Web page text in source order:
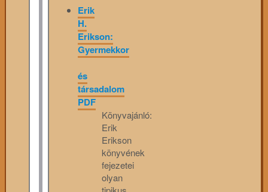
Erik
H.
Erikson:
Gyermekkor
és
társadalom
PDF
Könyvajánló:
Erik
Erikson
könyvének
fejezetei
olyan